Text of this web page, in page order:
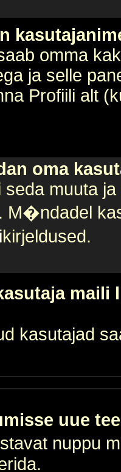
omma
ja selle
Profiili alt
oma
seda muuta
M�ndadel
kasutajad
uue
nuppu